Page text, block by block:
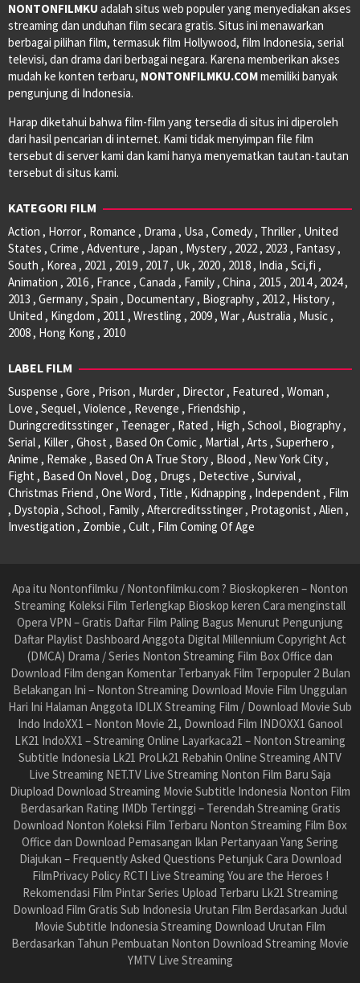
NONTONFILMKU adalah situs web populer yang menyediakan akses
streaming dan unduhan film secara gratis. Situs ini menawarkan
berbagai pilihan film, termasuk film Hollywood, film Indonesia, serial
televisi, dan drama dari berbagai negara. Karena memberikan akses
mudah ke konten terbaru, NONTONFILMKU.COMmemiliki banyak
pengunjung di Indonesia.
Harap diketahui bahwa film-film yang tersedia di situs ini diperoleh
dari hasil pencarian di internet. Kami tidak menyimpan file film
tersebut di server kami dan kami hanya menyematkan tautan-tautan
tersebut di situs kami.
KATEGORI FILM
Action , Horror , Romance , Drama , Usa , Comedy , Thriller , United
States , Crime , Adventure , Japan , Mystery , 2022 , 2023 , Fantasy ,
South , Korea , 2021 , 2019 , 2017 , Uk , 2020 , 2018 , India , Sci,fi ,
Animation , 2016 , France , Canada , Family , China , 2015 , 2014 , 2024 ,
2013 , Germany , Spain , Documentary , Biography , 2012 , History ,
United , Kingdom , 2011 , Wrestling , 2009 , War , Australia , Music ,
2008 , Hong Kong , 2010
LABEL FILM
Suspense , Gore , Prison , Murder , Director , Featured , Woman ,
Love , Sequel , Violence , Revenge , Friendship ,
Duringcreditsstinger , Teenager , Rated , High , School , Biography ,
Serial , Killer , Ghost , Based On Comic , Martial , Arts , Superhero ,
Anime , Remake , Based On A True Story , Blood , New York City ,
Fight , Based On Novel , Dog , Drugs , Detective , Survival ,
Christmas Friend , One Word , Title , Kidnapping , Independent , Film
, Dystopia , School , Family , Aftercreditsstinger , Protagonist , Alien ,
Investigation , Zombie , Cult , Film Coming Of Age
Apa itu Nontonfilmku / Nontonfilmku.com ? Bioskopkeren – Nonton
Streaming Koleksi Film Terlengkap Bioskop keren Cara menginstall
Opera VPN – Gratis Daftar Film Paling Bagus Menurut Pengunjung
Daftar Playlist Dashboard Anggota Digital Millennium Copyright Act
(DMCA) Drama / Series Nonton Streaming Film Box Office dan
Download Film dengan Komentar Terbanyak Film Terpopuler 2 Bulan
Belakangan Ini – Nonton Streaming Download Movie Film Unggulan
Hari Ini Halaman Anggota IDLIX Streaming Film / Download Movie Sub
Indo IndoXX1 – Nonton Movie 21, Download Film INDOXX1 Ganool
LK21 IndoXX1 – Streaming Online Layarkaca21 – Nonton Streaming
Subtitle Indonesia Lk21 ProLk21 Rebahin Online Streaming ANTV
Live Streaming NET.TV Live Streaming Nonton Film Baru Saja
Diupload Download Streaming Movie Subtitle Indonesia Nonton Film
Berdasarkan Rating IMDb Tertinggi – Terendah Streaming Gratis
Download Nonton Koleksi Film Terbaru Nonton Streaming Film Box
Office dan Download Pemasangan Iklan Pertanyaan Yang Sering
Diajukan – Frequently Asked Questions Petunjuk Cara Download
FilmPrivacy Policy RCTI Live Streaming You are the Heroes !
Rekomendasi Film Pintar Series Upload Terbaru Lk21 Streaming
Download Film Gratis Sub Indonesia Urutan Film Berdasarkan Judul
Movie Subtitle Indonesia Streaming Download Urutan Film
Berdasarkan Tahun Pembuatan Nonton Download Streaming Movie
YMTV Live Streaming